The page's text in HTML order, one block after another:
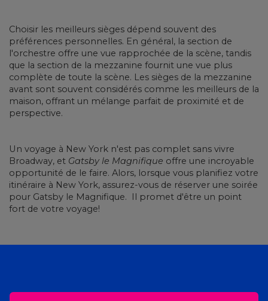
Choisir les meilleurs sièges dépend souvent des
préférences personnelles. En général, la section de
l'orchestre offre une vue rapprochée de la scène, tandis
que la section de la mezzanine fournit une vue plus
complète de toute la scène. Les sièges de la mezzanine
avant sont souvent considérés comme les meilleurs de la
maison, offrant un mélange parfait de proximité et de
perspective.
Un voyage à New York n'est pas complet sans vivre
Broadway, et Gatsby le Magnifique offre une incroyable
opportunité de le faire. Alors, lorsque vous planifiez votre
itinéraire à New York, assurez-vous de réserver une soirée
pour Gatsby le Magnifique. Il promet d'être un point
fort de votre voyage!